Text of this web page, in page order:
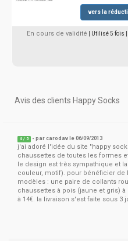
vers la
En cours de validité | Utilisé 5 fois
Avis des clients Happy Socks
4 / 5 - parcarodav le 06/09/2013
j'ai adoré l'idée du site "happy
chaussettes de toutes les formes
le design est très sympathique et
couleur, motif). pour bénéficier de
modèles : une paire de collants
chaussettes à pois (jaune et gris)
à 14€. la livraison s'est faite sous 3